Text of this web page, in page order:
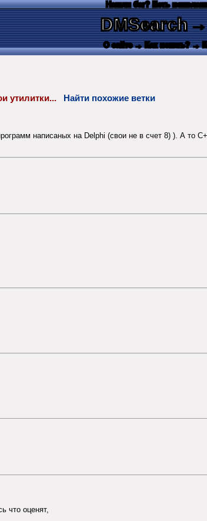
Нашли баг? Есть
DMSearch→
О сайте → Как искать? →
утилитки... Найти похожие ветки
написаных на Delphi (свои не в счет 8) ). А то
что оценят,